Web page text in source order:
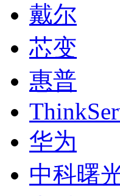
戴尔
芯变
惠普
华为
中科曙